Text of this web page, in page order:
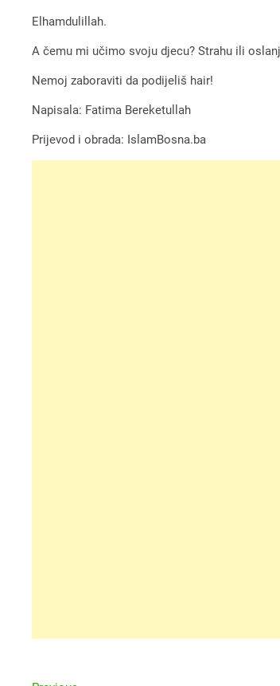
Elhamdulillah.
A čemu mi učimo svoju djecu? Strahu ili
Nemoj zaboraviti da podijeliš hair!
Napisala: Fatima Bereketullah
Prijevod i obrada: IslamBosna.ba